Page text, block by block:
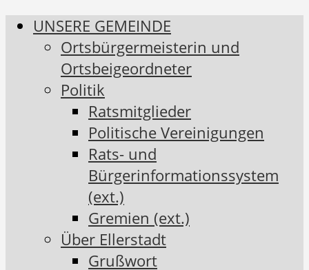
UNSERE GEMEINDE
Ortsbürgermeisterin und
Ortsbeigeordneter
Politik
Ratsmitglieder
Politische Vereinigungen
Rats- und
Bürgerinformationssystem
(ext.)
Gremien (ext.)
Über Ellerstadt
Grußwort